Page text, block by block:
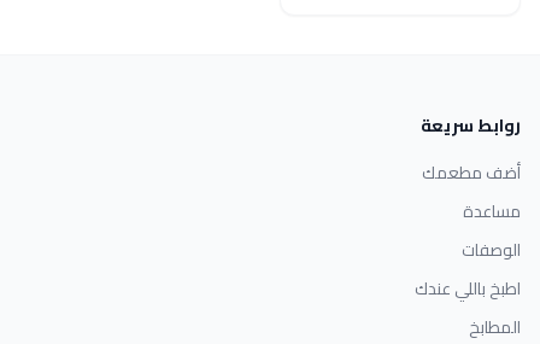
روابط سريعة
أضف مطعمك
مساعدة
الوصفات
اطبخ باللي عندك
المطابخ